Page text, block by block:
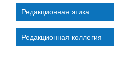
Редакционная этика
Редакционная коллегия